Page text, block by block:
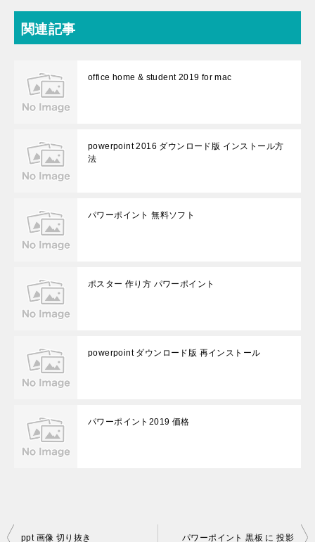
関連記事
office home & student 2019 for mac
powerpoint 2016 ダウンロード版 インストール方
法
パワーポイント 無料ソフト
ポスター 作り方 パワーポイント
powerpoint ダウンロード版 再インストール
パワーポイント2019 価格
投
ppt 画像 切り抜き パワーポイント 黒板 に 投影